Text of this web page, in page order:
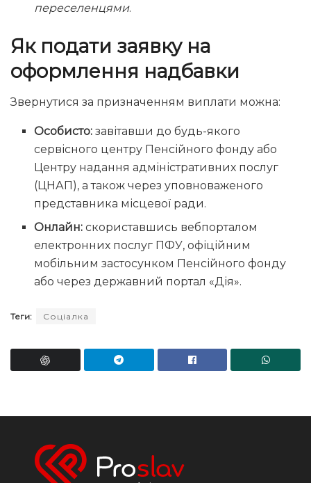
переселенцями.
Як подати заявку на
оформлення надбавки
Звернутися за призначенням виплати можна:
Особисто: завітавши до будь-якого
сервісного центру Пенсійного фонду або
Центру надання адміністративних послуг
(ЦНАП), а також через уповноваженого
представника місцевої ради.
Онлайн: скориставшись вебпорталом
електронних послуг ПФУ, офіційним
мобільним застосунком Пенсійного фонду
або через державний портал «Дія».
Теги: Соціалка